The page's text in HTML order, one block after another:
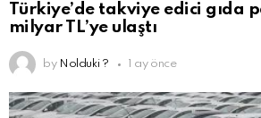
Türkiye’de takviye edici gıda
milyar TL’ye ulaştı
by Nolduki ? 1 ay önce